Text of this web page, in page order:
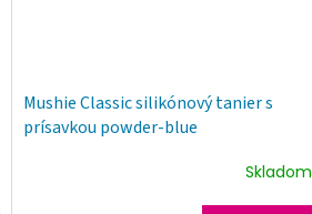
Mushie Classic silikónový tanier s
prísavkou powder-blue
Skladom